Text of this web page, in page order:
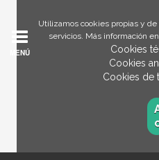
Utilizamos cookies propias y
servicios. Más información
Cookies
Cookies
Cookies de
MENÚ